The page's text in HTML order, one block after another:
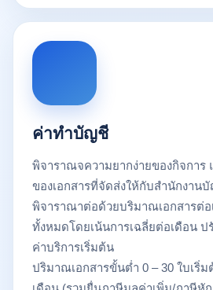
ค่าทำบัญชี
พิจาราณจความยากง่ายของกิจการ
ของเอกสารที่จัดส่งให้กับสำนักงาน
พิจาราณาต่อด้วยบริมาณเอกสารต่อ
ทั้งหมดโดยเน้นการเฉลี่ยต่อเดือน ป
ค่าบริการเริ่มต้น
ปริมาณเอกสารขั้นต่ำ 0 – 30 ใบเริ่